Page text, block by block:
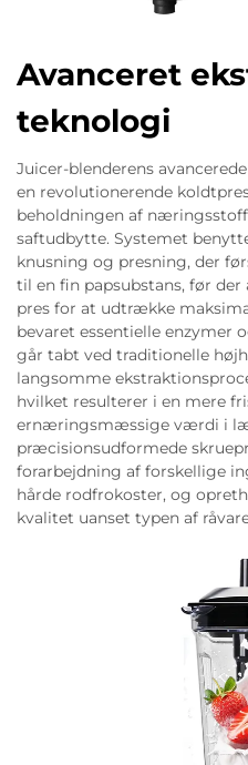
Avanceret
teknologi
Juicer-blenderens
en revolutionerende
beholdningen af
saftudbytte. Systemet
knusning og presning, der
til en fin papsubstans, før
pres for at udtrække
bevaret essentielle
går tabt ved traditionelle
langsomme
hvilket resulterer i en mere
ernæringsmæssige værdi i
præcisionsudformede
forarbejdning af forskellige
hårde rodfrokoster, og
kvalitet uanset typen af